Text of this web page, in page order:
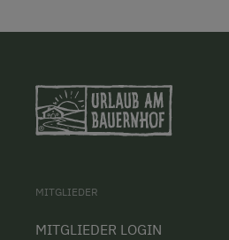
MITGLIEDER
MITGLIEDER LOGIN